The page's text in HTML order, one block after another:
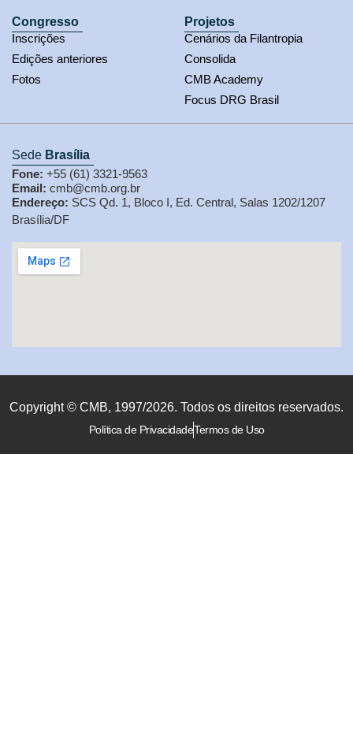
Congresso
Inscrições
Edições anteriores
Fotos
Projetos
Cenários da Filantropia
Consolida
CMB Academy
Focus DRG Brasil
Sede Brasília
Fone: +55 (61) 3321-9563
Email: cmb@cmb.org.br
Endereço: SCS Qd. 1, Bloco I, Ed. Central, Salas 1202/1207
Brasília/DF
Copyright © CMB, 1997/2026. Todos os direitos reservados.
Política de PrivacidadeTermos de Uso